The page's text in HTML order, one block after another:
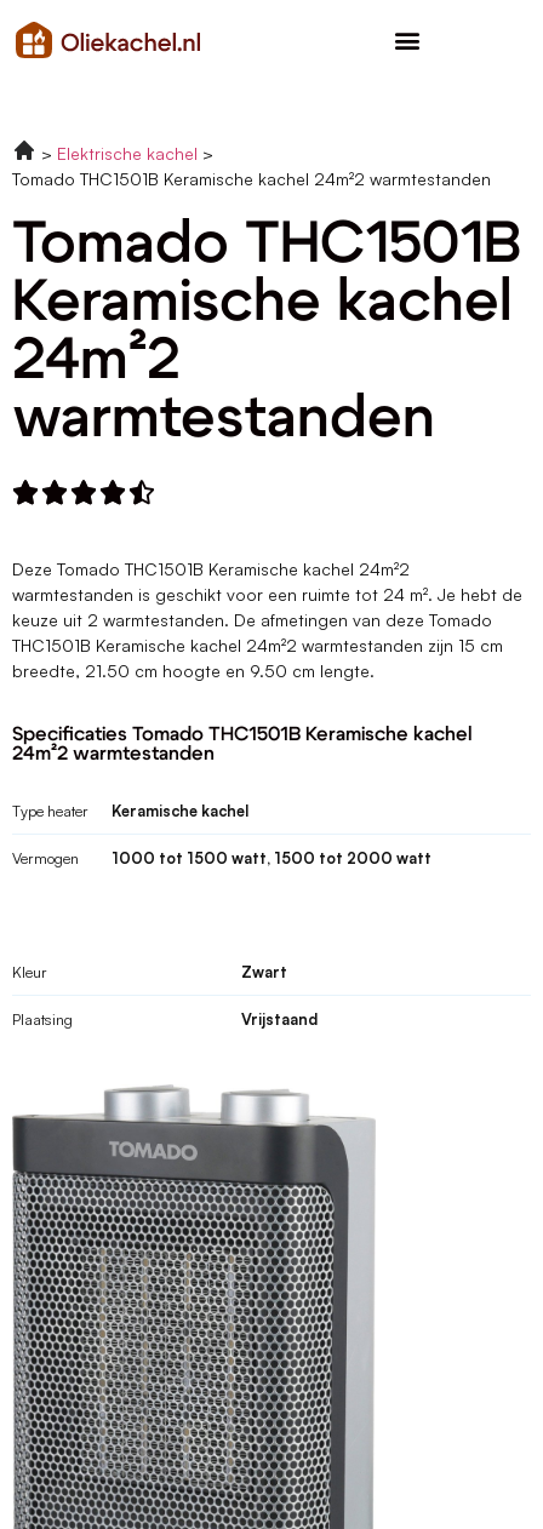
Elektrische kachel
Tomado THC1501B Keramische kachel 24m²2 warmtestanden
Tomado THC1501B
Keramische kachel
24m²2
warmtestanden

Deze Tomado THC1501B Keramische kachel 24m²2
warmtestanden is geschikt voor een ruimte tot 24 m². Je hebt de
keuze uit 2 warmtestanden. De afmetingen van deze Tomado
THC1501B Keramische kachel 24m²2 warmtestanden zijn 15 cm
breedte, 21.50 cm hoogte en 9.50 cm lengte.
Specificaties Tomado THC1501B Keramische kachel
24m²2 warmtestanden
Type heater Keramische kachel
Vermogen 1000 tot 1500 watt, 1500 tot 2000 watt
Kleur Zwart
Plaatsing Vrijstaand